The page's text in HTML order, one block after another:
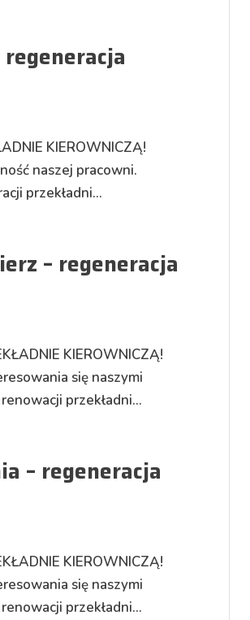
KIEROWNICZĄ!
naszej pracowni.
przekładni...
– regeneracja
KIEROWNICZĄ!
się naszymi
przekładni...
– regeneracja
KIEROWNICZĄ!
się naszymi
przekładni...